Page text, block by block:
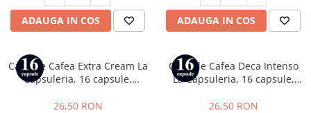
ADAUGA IN COS ADAUGA IN COS
Capsule Cafea Extra Cream La
Capsuleria, 16 capsule,
26,50 RON
Capsule Cafea Deca Intenso
La Capsuleria, 16 capsule,
26,50 RON